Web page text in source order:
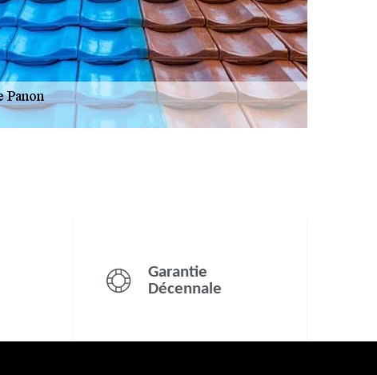
Garantie
Décennale